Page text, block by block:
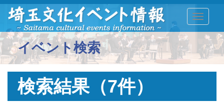
イベント検索
検索結果（7件）